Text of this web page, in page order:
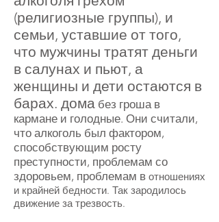
(религиозные группы), и
семьи, уставшие от того,
что мужчины тратят деньги
в салунах и пьют, а
женщины и дети остаются в
барах. дома без гроша в
кармане и голодные. Они считали,
что алкоголь был фактором,
способствующим росту
преступности, проблемам со
здоровьем, проблемам в отношениях
и крайней бедности. Так зародилось
движение за трезвость.